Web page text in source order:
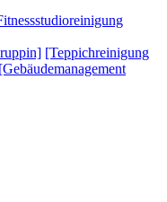
[Teppichreinigung
[Gebäudemanagement